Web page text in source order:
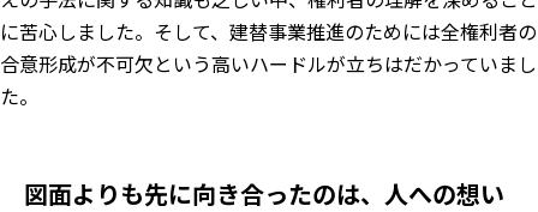
に苦心しました。そして、建替事業推進のためには全権利者の
合意形成が不可欠という高いハードルが立ちはだかっていまし
た。
図面よりも先に向き合ったのは、人への想い